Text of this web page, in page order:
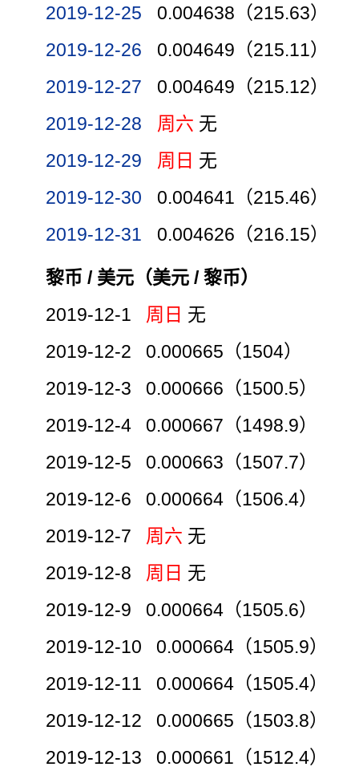
2019-12-25
0.004638（215.63）
2019-12-26
0.004649（215.11）
2019-12-27
0.004649（215.12）
2019-12-28
周六 无
2019-12-29
周日 无
2019-12-30
0.004641（215.46）
2019-12-31
0.004626（216.15）
黎币 / 美元（美元 / 黎币）
2019-12-1 周日 无
2019-12-2 0.000665（1504）
2019-12-3 0.000666（1500.5）
2019-12-4 0.000667（1498.9）
2019-12-5 0.000663（1507.7）
2019-12-6 0.000664（1506.4）
2019-12-7 周六 无
2019-12-8 周日 无
2019-12-9 0.000664（1505.6）
2019-12-10 0.000664（1505.9）
2019-12-11 0.000664（1505.4）
2019-12-12 0.000665（1503.8）
2019-12-13 0.000661（1512.4）